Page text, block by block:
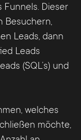
Dieser
Besuchern,
Leads, dann
Leads
(SQL’s) und
welches
möchte,